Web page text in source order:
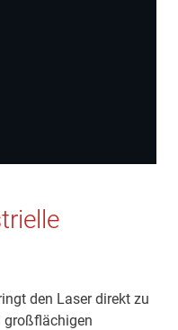
Partei gehostet. Durch
akzeptieren Sie die
mehr nachfragen
den Laser direkt zu
großflächigen